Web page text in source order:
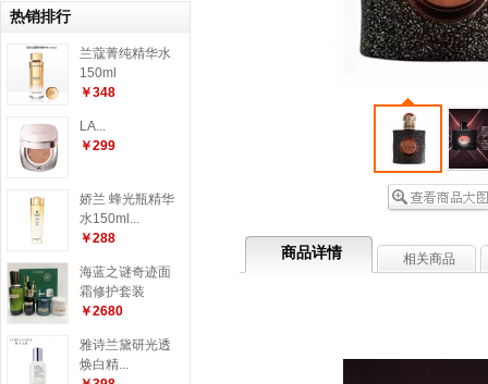
商品详情 相关商品
热销排行
兰蔻菁纯精华水
150ml
￥348
LA...
￥299
娇兰 蜂光瓶精华
水150ml...
￥288
海蓝之谜奇迹面
霜修护套装
￥2680
雅诗兰黛研光透
焕白精...